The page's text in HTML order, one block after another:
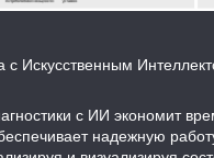
с Искусственным
с ИИ экономит
надежную